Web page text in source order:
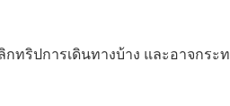
ทริปการเดินทางบ้าง และอาจกระ